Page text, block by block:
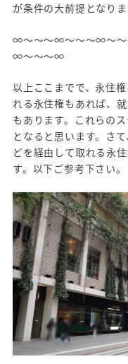
が条件の大前提となりま
∞～～～∞～～～∞～
∞～～～∞
以上ここまでで、永住
れる永住権もあれば、
もあります。これらの
となると思います。さ
どを経由して取れる永
す。以下ご参考下さい。